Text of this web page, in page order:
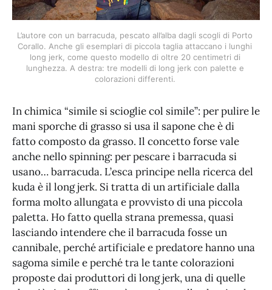
L’autore con un barracuda, pescato all’alba dagli scogli di Porto
Corallo. Anche gli esemplari di piccola taglia attaccano i lunghi
long jerk, come questo modello di oltre 20 centimetri di
lunghezza. A destra: tre modelli di long jerk con palette e
colorazioni differenti.
In chimica “simile si scioglie col simile”: per pulire le
mani sporche di grasso si usa il sapone che è di
fatto composto da grasso. Il concetto forse vale
anche nello spinning: per pescare i barracuda si
usano… barracuda. L’esca principe nella ricerca del
kuda è il long jerk. Si tratta di un artificiale dalla
forma molto allungata e provvisto di una piccola
paletta. Ho fatto quella strana premessa, quasi
lasciando intendere che il barracuda fosse un
cannibale, perché artificiale e predatore hanno una
sagoma simile e perché tra le tante colorazioni
proposte dai produttori di long jerk, una di quelle